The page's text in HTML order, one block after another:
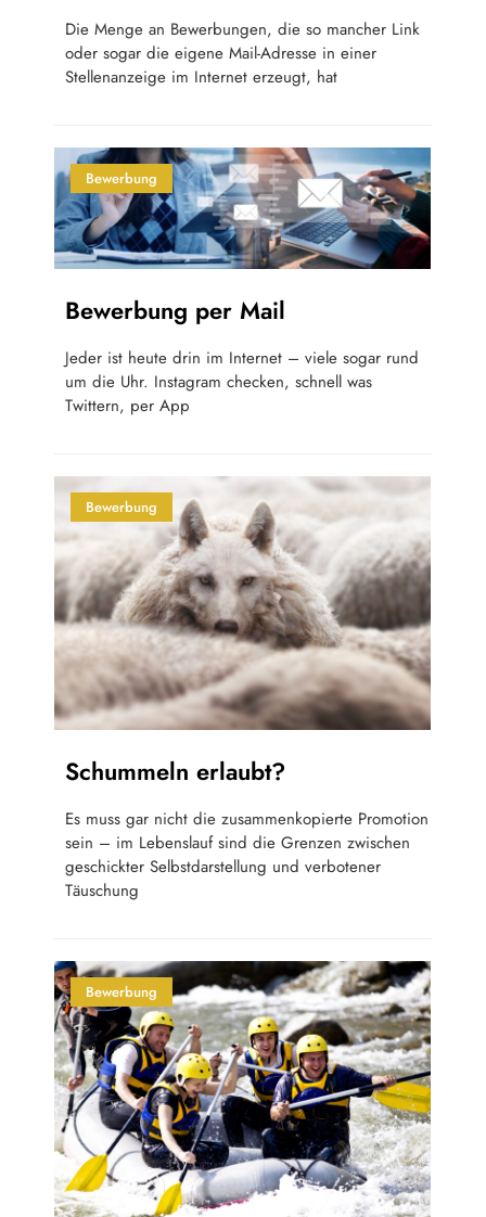
Die Menge an Bewerbungen, die so mancher Link
oder sogar die eigene Mail-Adresse in einer
Stellenanzeige im Internet erzeugt, hat
Bewerbung
Bewerbung per Mail
Jeder ist heute drin im Internet – viele sogar rund
um die Uhr. Instagram checken, schnell was
Twittern, per App
Bewerbung
Schummeln erlaubt?
Es muss gar nicht die zusammenkopierte Promotion
sein – im Lebenslauf sind die Grenzen zwischen
geschickter Selbstdarstellung und verbotener
Täuschung
Bewerbung